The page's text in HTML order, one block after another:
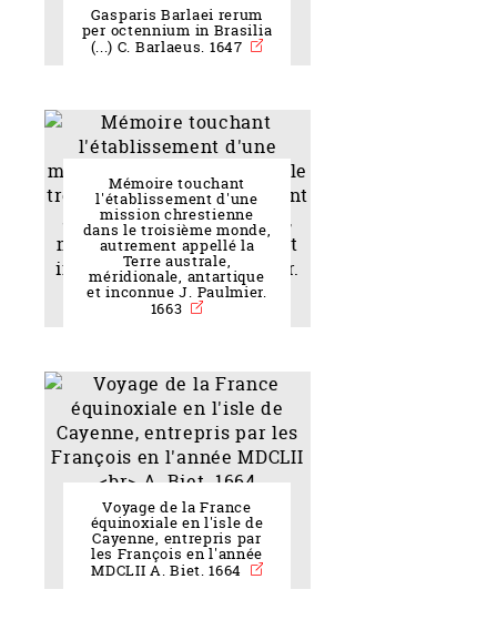
Gasparis Barlaei rerum
per octennium in Brasilia
(...) C. Barlaeus. 1647
Mémoire touchant
l'établissement d'une
mission chrestienne
dans le troisième monde,
autrement appellé la
Terre australe,
méridionale, antartique
et inconnue J. Paulmier.
1663
Voyage de la France
équinoxiale en l'isle de
Cayenne, entrepris par
les François en l'année
MDCLII A. Biet. 1664